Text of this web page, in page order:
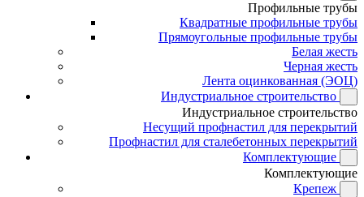
Профильные трубы
Квадратные профильные трубы
Прямоугольные профильные трубы
Белая жесть
Черная жесть
Лента оцинкованная (ЭОЦ)
Индустриальное строительство
Индустриальное строительство
Несущий профнастил для перекрытий
Профнастил для сталебетонных перекрытий
Комплектующие
Комплектующие
Крепеж